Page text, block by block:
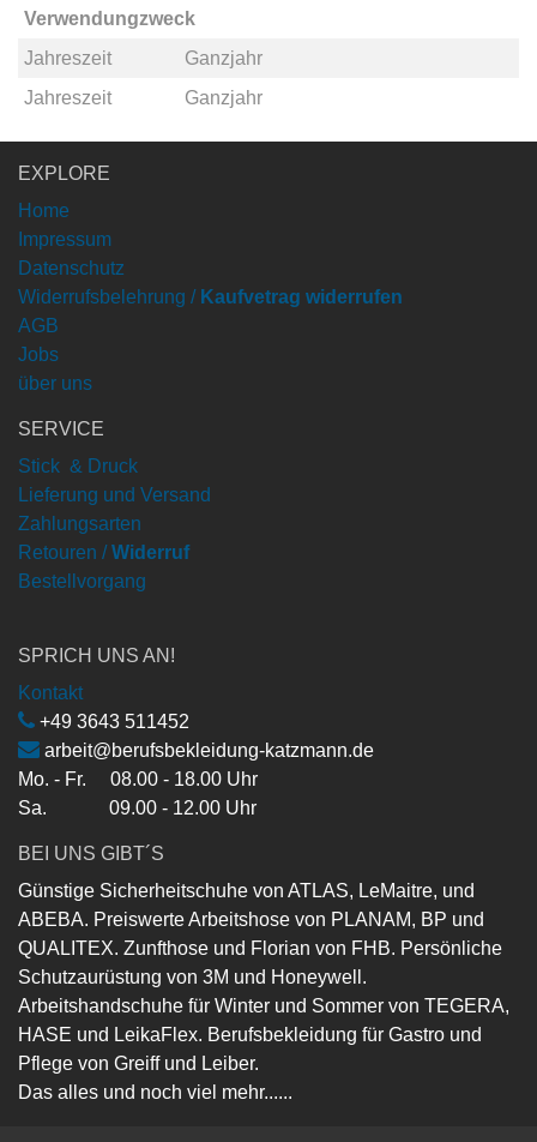
Verwendungzweck
Jahreszeit
Ganzjahr
Jahreszeit
Ganzjahr
EXPLORE
Home
Impressum
Datenschutz
Widerrufsbelehrung / Kaufvetrag widerrufen
AGB
Jobs
über uns
SERVICE
Stick & Druck
Lieferung und Versand
Zahlungsarten
Retouren / Widerruf
Bestellvorgang
SPRICH UNS AN!
Kontakt
+49 3643 511452
arbeit@berufsbekleidung-katzmann.de
Mo. - Fr. 08.00 - 18.00 Uhr
Sa. 09.00 - 12.00 Uhr
BEI UNS GIBT´S
Günstige Sicherheitschuhe von ATLAS, LeMaitre, und
ABEBA. Preiswerte Arbeitshose von PLANAM, BP und
QUALITEX. Zunfthose und Florian von FHB. Persönliche
Schutzaurüstung von 3M und Honeywell.
Arbeitshandschuhe für Winter und Sommer von TEGERA,
HASE und LeikaFlex. Berufsbekleidung für Gastro und
Pflege von Greiff und Leiber.
Das alles und noch viel mehr......